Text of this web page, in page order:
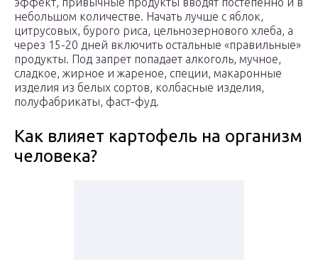
небольшом количестве. Начать лучше с яблок,
цитрусовых, бурого риса, цельнозернового хлеба, а
через 15-20 дней включить остальные «правильные»
продукты. Под запрет попадает алкоголь, мучное,
сладкое, жирное и жареное, специи, макаронные
изделия из белых сортов, колбасные изделия,
полуфабрикаты, фаст-фуд.
Как влияет картофель на организм
человека?